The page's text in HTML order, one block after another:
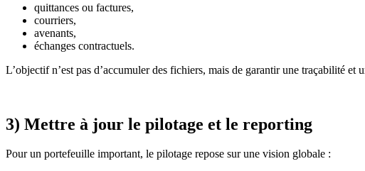
quittances ou factures,
courriers,
avenants,
échanges contractuels.
L’objectif n’est pas d’accumuler des fichiers, mais de garantir une traçabilité et
3) Mettre à jour le pilotage et le reporting
Pour un portefeuille important, le pilotage repose sur une vision globale :